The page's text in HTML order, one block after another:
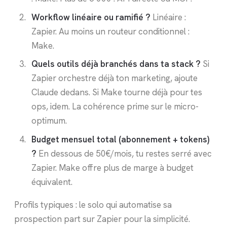
Workflow linéaire ou ramifié ? Linéaire :
Zapier. Au moins un routeur conditionnel :
Make.
Quels outils déjà branchés dans ta stack ? Si
Zapier orchestre déjà ton marketing, ajoute
Claude dedans. Si Make tourne déjà pour tes
ops, idem. La cohérence prime sur le micro-
optimum.
Budget mensuel total (abonnement + tokens)
? En dessous de 50€/mois, tu restes serré avec
Zapier. Make offre plus de marge à budget
équivalent.
Profils typiques : le solo qui automatise sa
prospection part sur Zapier pour la simplicité.